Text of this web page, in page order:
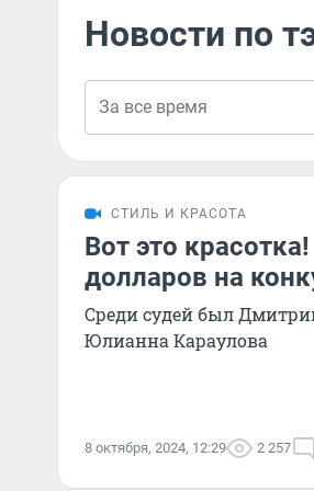
Новости по
СТИЛЬ И КРАСОТА
Вот это
долларов на
Среди судей был
Юлианна Караулова
8 октября, 2024, 12:29 2 257